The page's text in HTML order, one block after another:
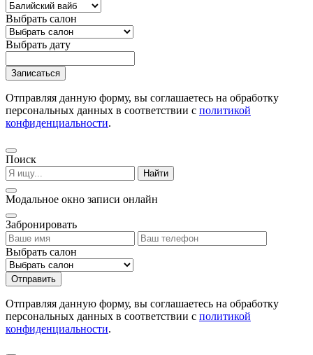
Выбрать салон
Выбрать дату
Записаться
Отправляя данную форму, вы соглашаетесь на обработку
персональных данных в соответствии с политикой
конфиденциальности.
Поиск
Найти
Модальное окно записи онлайн
Забронировать
Выбрать салон
Отправить
Отправляя данную форму, вы соглашаетесь на обработку
персональных данных в соответствии с политикой
конфиденциальности.